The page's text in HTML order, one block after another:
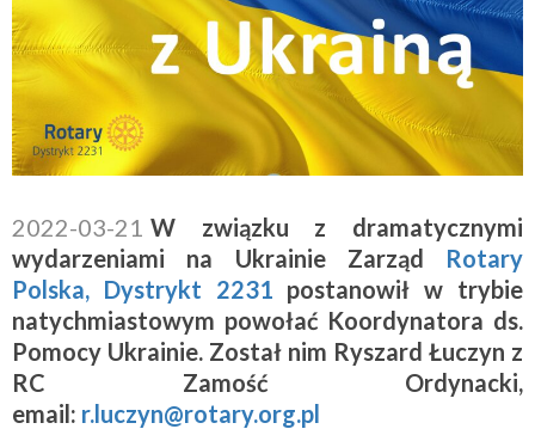
2022-03-21 W związku z dramatycznymi
wydarzeniami na Ukrainie Zarząd Rotary
Polska, Dystrykt 2231
postanowił w trybie
natychmiastowym powołać Koordynatora ds.
Pomocy Ukrainie. Został nim Ryszard Łuczyn z
RC Zamość Ordynacki,
email: r.luczyn@rotary.org.pl